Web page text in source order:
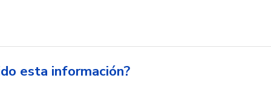
esta información?